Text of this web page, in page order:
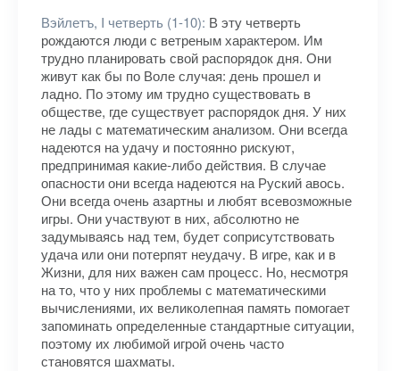
Вэйлетъ, I четверть (1-10): В эту четверть
рождаются люди с ветреным характером. Им
трудно планировать свой распорядок дня. Они
живут как бы по Воле случая: день прошел и
ладно. По этому им трудно существовать в
обществе, где существует распорядок дня. У них
не лады с математическим анализом. Они всегда
надеются на удачу и постоянно рискуют,
предпринимая какие-либо действия. В случае
опасности они всегда надеются на Руский авось.
Они всегда очень азартны и любят всевозможные
игры. Они участвуют в них, абсолютно не
задумываясь над тем, будет соприсутствовать
удача или они потерпят неудачу. В игре, как и в
Жизни, для них важен сам процесс. Но, несмотря
на то, что у них проблемы с математическими
вычислениями, их великолепная память помогает
запоминать определенные стандартные ситуации,
поэтому их любимой игрой очень часто
становятся шахматы.